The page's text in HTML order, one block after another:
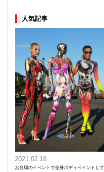
人気記事
2021.02.18
お台場のイベントで全身ボディペイントして